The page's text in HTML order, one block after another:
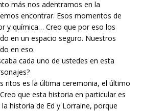
más nos adentramos en la
encontrar. Esos momentos de
y química… Creo que por eso los
en un espacio seguro. Nuestros
en eso.
cada uno de ustedes en esta
ritos es la última ceremonia, el último
que esta historia en particular es
historia de Ed y Lorraine, porque